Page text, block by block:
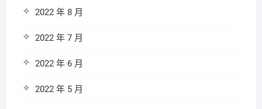
2022 年 8 月
2022 年 7 月
2022 年 6 月
2022 年 5 月